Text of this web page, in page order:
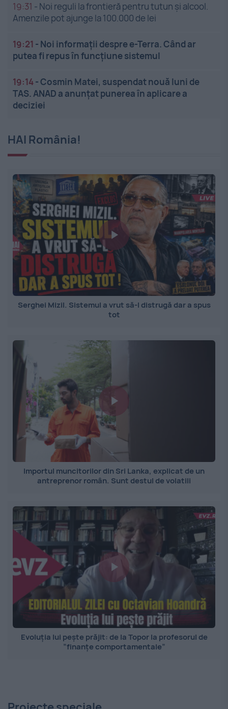
19:31 - Noi reguli la frontieră pentru tutun și alcool.
Amenzile pot ajunge la 100.000 de lei
19:21 - Noi informații despre e-Terra. Când ar
putea fi repus în funcțiune sistemul
19:14-Cosmin Matei, suspendat nouă luni de
TAS. ANAD a anunțat punerea în aplicare a
deciziei
HAI România!
Serghei Mizil. Sistemul a vrut să-l distrugă dar a spus
tot
Importul muncitorilor din Sri Lanka, explicat de un
antreprenor român. Sunt destul de volatili
Evoluția lui pește prăjit: de la Topor la profesorul de
”finanțe comportamentale”